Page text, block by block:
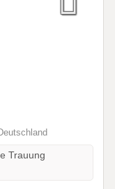
Trauung